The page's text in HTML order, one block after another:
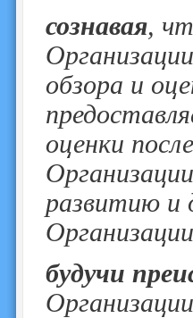
сознавая,
обзора и
оценки
развитию и
будучи